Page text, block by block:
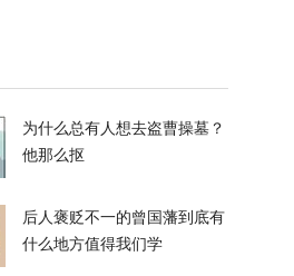
为什么总有人想去盗曹操墓？
他那么抠
后人褒贬不一的曾国藩到底有
什么地方值得我们学